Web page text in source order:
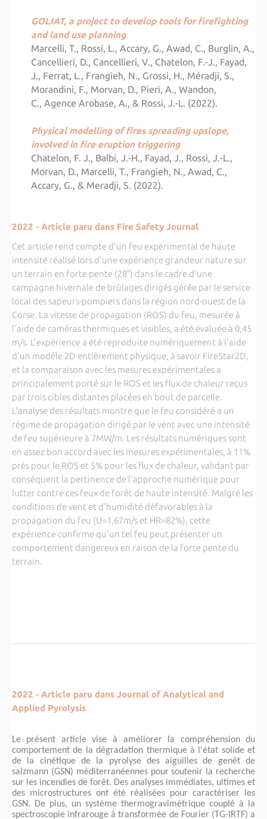
GOLIAT, a project to develop tools for firefighting
and land use planning
Marcelli, T., Rossi, L., Accary, G., Awad, C., Burglin, A.,
Cancellieri, D., Cancellieri, V., Chatelon, F.-J., Fayad,
J., Ferrat, L., Frangieh, N., Grossi, H., Méradji, S.,
Morandini, F., Morvan, D., Pieri, A., Wandon,
C., Agence Arobase, A., & Rossi, J.-L. (2022).
Physical modelling of fires spreading upslope,
involved in fire eruption triggering
Chatelon, F. J., Balbi, J.-H., Fayad, J., Rossi, J.-L.,
Morvan, D., Marcelli, T., Frangieh, N., Awad, C.,
Accary, G., & Meradji, S. (2022).
2022 - Article paru dans Fire Safety Journal
Cet article rend compte d'un feu expérimental de haute
intensité réalisé lors d'une expérience grandeur nature sur
un terrain en forte pente (28°) dans le cadre d'une
campagne hivernale de brûlages dirigés gérée par le service
local des sapeurs-pompiers dans la région nord-ouest de la
Corse. La vitesse de propagation (ROS) du feu, mesurée à
l'aide de caméras thermiques et visibles, a été évaluée à 0,45
m/s. L'expérience a été reproduite numériquement à l'aide
d'un modèle 2D entièrement physique, à savoir FireStar2D,
et la comparaison avec les mesures expérimentales a
principalement porté sur le ROS et les flux de chaleur reçus
par trois cibles distantes placées en bout de parcelle.
L'analyse des résultats montre que le feu considéré a un
régime de propagation dirigé par le vent avec une intensité
de feu supérieure à 7MW/m. Les résultats numériques sont
en assez bon accord avec les mesures expérimentales, à 11%
près pour le ROS et 5% pour les flux de chaleur, validant par
conséquent la pertinence de l'approche numérique pour
lutter contre ces feux de forêt de haute intensité. Malgré les
conditions de vent et d'humidité défavorables à la
propagation du feu (U=1.67m/s et HR=82%), cette
expérience confirme qu'un tel feu peut présenter un
comportement dangereux en raison de la forte pente du
terrain.
2022 - Article paru dans Journal of Analytical and
Applied Pyrolysis
Le présent article vise à améliorer la compréhension du
comportement de la dégradation thermique à l'état solide et
de la cinétique de la pyrolyse des aiguilles de genêt de
salzmann (GSN) méditerranéennes pour soutenir la recherche
sur les incendies de forêt. Des analyses immédiates, ultimes et
des microstructures ont été réalisées pour caractériser les
GSN. De plus, un système thermogravimétrique couplé à la
spectroscopie infrarouge à transformée de Fourier (TG-IRTF) a